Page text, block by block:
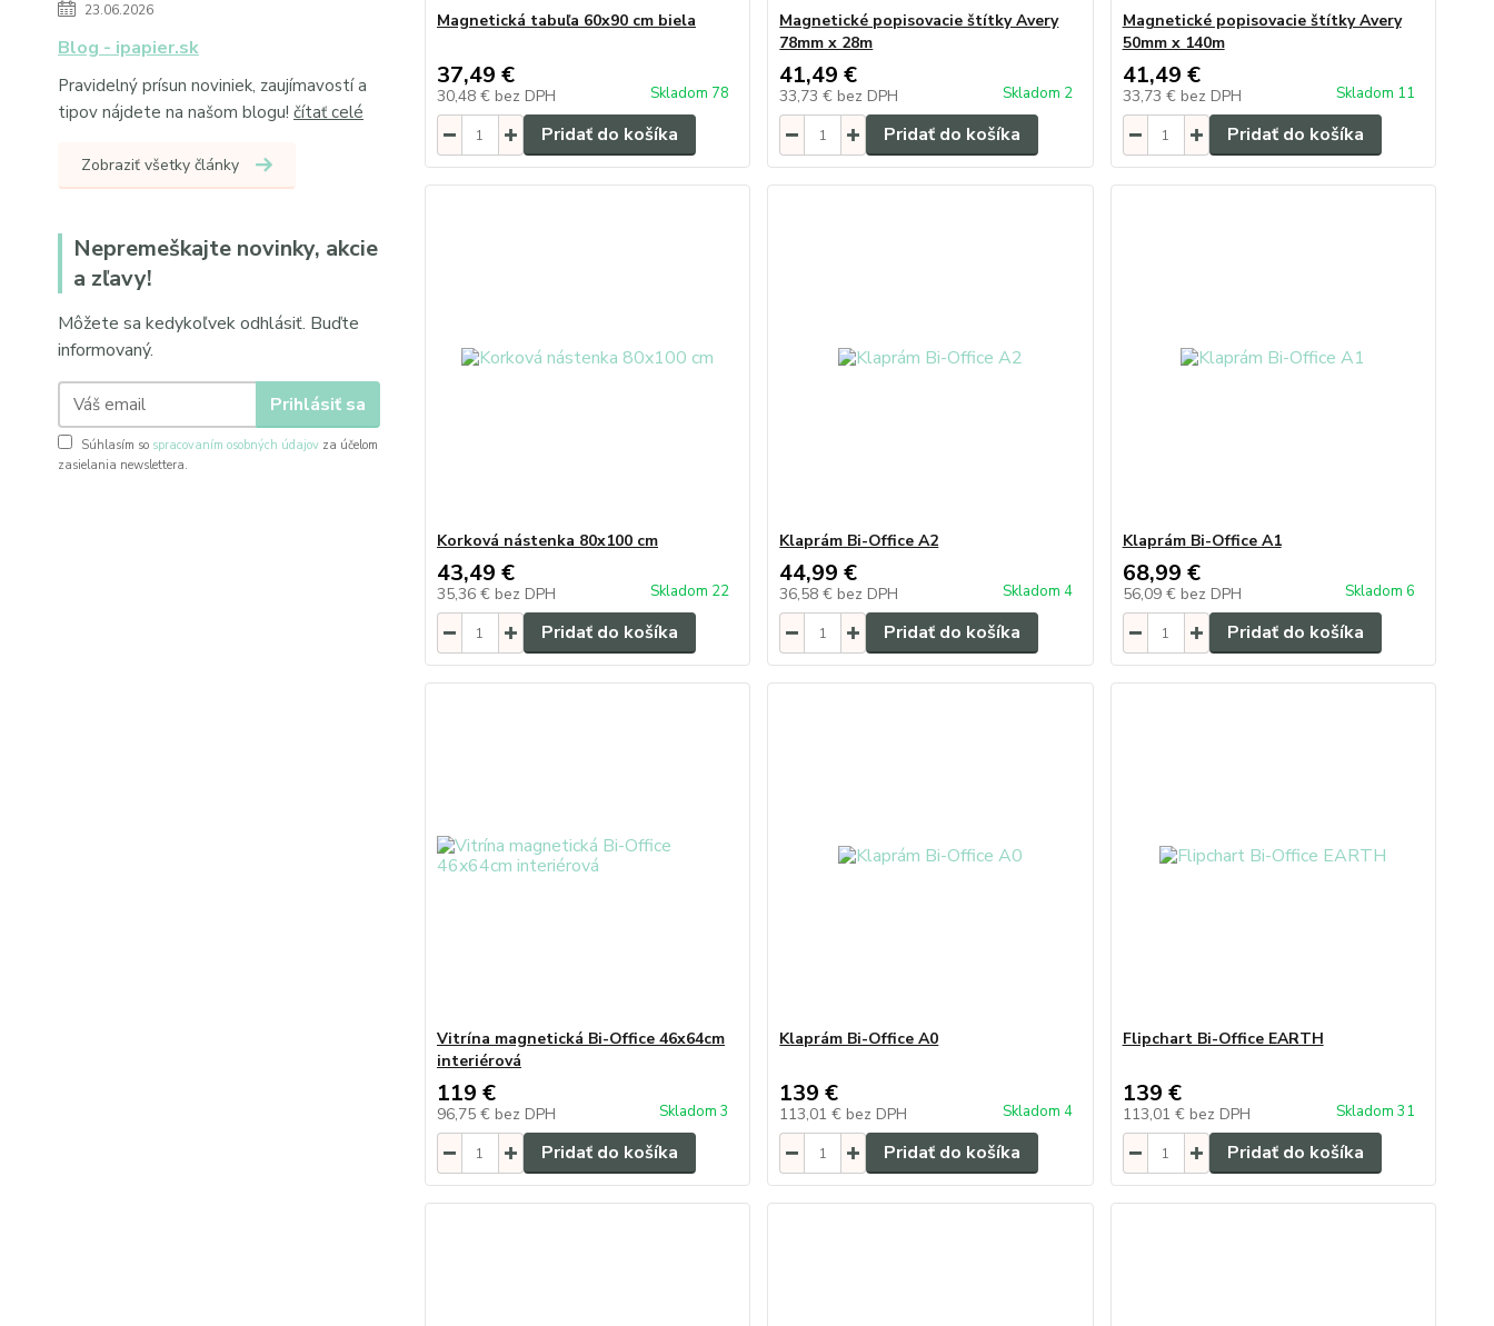
23.06.2026
Blog - ipapier.sk
Pravidelný prísun noviniek, zaujímavostí a
tipov nájdete na našom blogu! čítať celé
Zobraziť všetky články
Nepremeškajte novinky, akcie
a zľavy!
Môžete sa kedykoľvek odhlásiť. Buďte
informovaný.
Prihlásiť sa
Súhlasím so spracovaním osobných údajov za účelom
zasielania newslettera.
Magnetická tabuľa 60x90 cm biela
37,49 €
30,48 € bez DPH Skladom 78
Pridať do košíka
Magnetické popisovacie štítky Avery
78mm x 28m
41,49 €
33,73 € bez DPH Skladom 2
Pridať do košíka
Magnetické popisovacie štítky Avery
50mm x 140m
41,49 €
33,73 € bez DPH Skladom 11
Pridať do košíka
Korková nástenka 80x100 cm
43,49 €
35,36 € bez DPH Skladom 22
Pridať do košíka
Klaprám Bi-Office A2
44,99 €
36,58 € bez DPH Skladom 4
Pridať do košíka
Klaprám Bi-Office A1
68,99 €
56,09 € bez DPH Skladom 6
Pridať do košíka
Vitrína magnetická Bi-Office 46x64cm
interiérová
119 €
96,75 € bez DPH Skladom 3
Pridať do košíka
Klaprám Bi-Office A0
139 €
113,01 € bez DPH Skladom 4
Pridať do košíka
Flipchart Bi-Office EARTH
139 €
113,01 € bez DPH Skladom 31
Pridať do košíka